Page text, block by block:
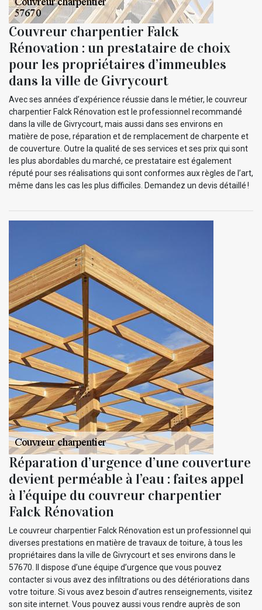
Couvreur charpentier Falck
Rénovation : un prestataire de choix
pour les propriétaires d’immeubles
dans la ville de Givrycourt
Avec ses années d’expérience réussie dans le métier, le couvreur
charpentier Falck Rénovation est le professionnel recommandé
dans la ville de Givrycourt, mais aussi dans ses environs en
matière de pose, réparation et de remplacement de charpente et
de couverture. Outre la qualité de ses services et ses prix qui sont
les plus abordables du marché, ce prestataire est également
réputé pour ses réalisations qui sont conformes aux règles de l’art,
même dans les cas les plus difficiles. Demandez un devis détaillé !
Réparation d’urgence d’une couverture
devient perméable à l’eau : faites appel
à l’équipe du couvreur charpentier
Falck Rénovation
Le couvreur charpentier Falck Rénovation est un professionnel qui
diverses prestations en matière de travaux de toiture, à tous les
propriétaires dans la ville de Givrycourt et ses environs dans le
57670. Il dispose d’une équipe d’urgence que vous pouvez
contacter si vous avez des infiltrations ou des détériorations dans
votre toiture. Si vous avez besoin d’autres renseignements, visitez
son site internet. Vous pouvez aussi vous rendre auprès de son